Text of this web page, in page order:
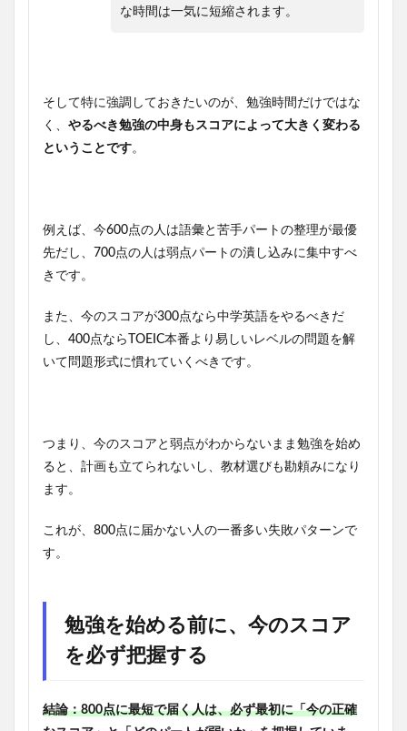
な時間は一気に短縮されます。
そして特に強調しておきたいのが、勉強時間だけではな
く、 やるべき勉強の中身もスコアによって大きく変わる
ということです。
例えば、今600点の人は語彙と苦手パートの整理が最優
先だし、700点の人は弱点パートの潰し込みに集中すべ
きです。
また、今のスコアが300点なら中学英語をやるべきだ
し、400点ならTOEIC本番より易しいレベルの問題を解
いて問題形式に慣れていくべきです。
つまり、今のスコアと弱点がわからないまま勉強を始め
ると、計画も立てられないし、教材選びも勘頼みになり
ます。
これが、800点に届かない人の一番多い失敗パターンで
す。
勉強を始める前に、今のスコア
を必ず把握する
結論：800点に最短で届く人は、必ず最初に「今の正確